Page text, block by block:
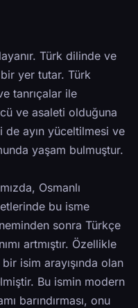
Türk dilinde ve
yer tutar. Türk
tanrıçalar ile
ve asaleti olduğuna
de ayın yüceltilmesi ve
yaşam bulmuştur.
Osmanlı
bu isme
sonra Türkçe
artmıştır. Özellikle
isim arayışında olan
Bu ismin modern
barındırması, onu